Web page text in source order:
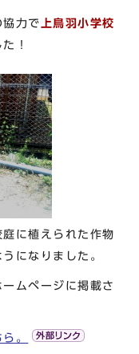
力で 上鳥羽小学校
！
に植えられた作物
になりました。
ムページに掲載さ
。